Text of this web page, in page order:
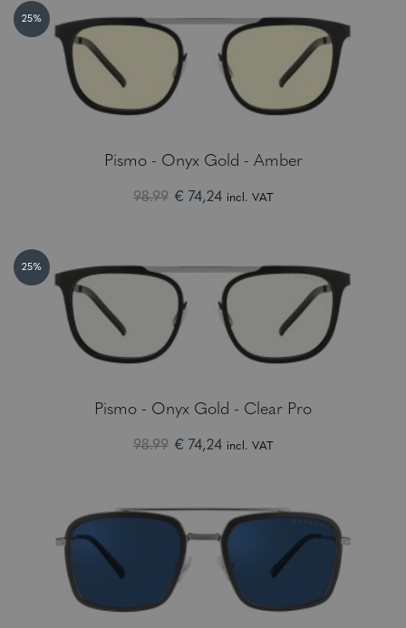
25%
Pismo - Onyx Gold - Amber
98.99 € 74,24 incl. VAT
25%
Pismo - Onyx Gold - Clear Pro
98.99 € 74,24 incl. VAT